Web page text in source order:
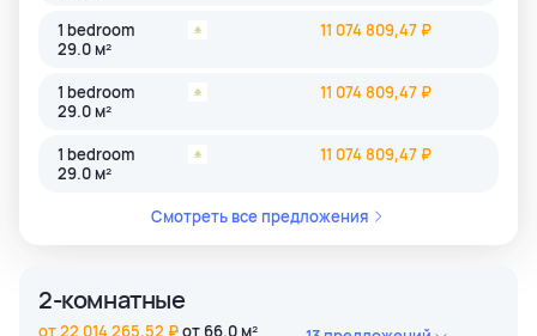
1 bedroom
29.0 м²
11 074 809,47 ₽
1 bedroom
29.0 м²
11 074 809,47 ₽
1 bedroom
29.0 м²
11 074 809,47 ₽
Смотреть все предложения
2-комнатные
от 66.0 м²
от 22 014 265,52 ₽